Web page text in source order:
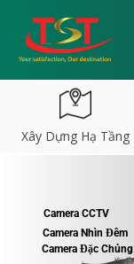
Xây Dựng Hạ Tầng
Camera Đặc Chủng
Camera Nhìn Đêm
Camera CCTV